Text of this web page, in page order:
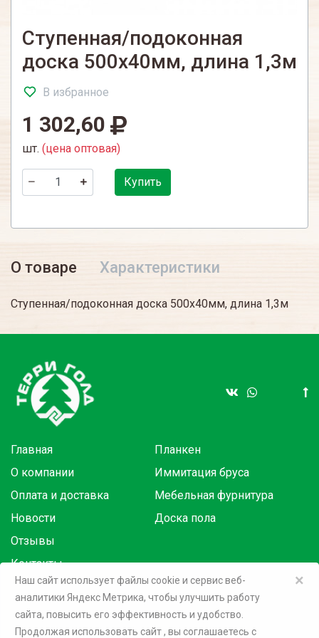
Ступенная/подоконная
доска 500х40мм, длина 1,3м
В избранное
1 302,60
шт. (цена оптовая)
Купить
О товаре Характеристики
Ступенная/подоконная доска 500х40мм, длина 1,3м
Главная
О компании
Оплата и доставка
Новости
Отзывы
Контакты
Планкен
Иммитация бруса
Мебельная фурнитура
Доска пола
Товары в розницу на маркетплейсах:
×
Наш сайт использует файлы cookie и сервис веб-
аналитики Яндекс Метрика, чтобы улучшить работу
сайта, повысить его эффективность и удобство.
Продолжая использовать сайт, вы соглашаетесь c